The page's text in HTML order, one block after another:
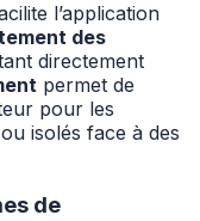
l’application
des
directement
permet de
pour les
isolés face à des
de